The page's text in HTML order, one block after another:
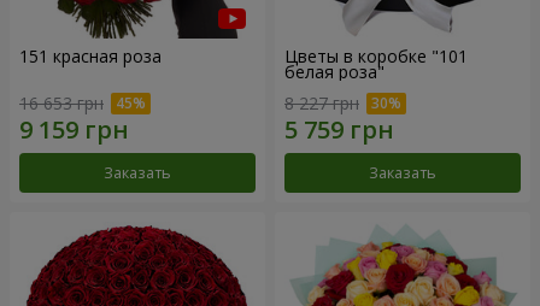
151 красная роза
16 653 грн
Заказать
Цветы в коробке "101
белая роза"
8 227 грн
Заказать